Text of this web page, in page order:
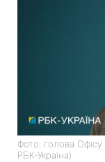
Фото: голова
РБК-Україна)